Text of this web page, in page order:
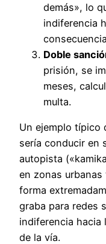
demás», lo
indiferencia
Doble
prisión, se
meses,
multa.
Un ejemplo típico
sería conducir en
autopista
en zonas
forma
graba para redes
indiferencia hacia
de la vía.